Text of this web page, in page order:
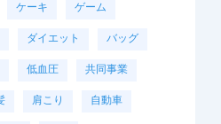
ケーキ ゲーム
ダイエット バッグ
低血圧 共同事業
肩こり 自動車